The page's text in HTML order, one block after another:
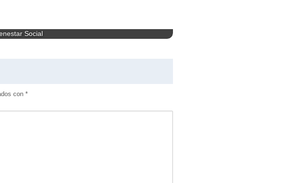
Social
con *